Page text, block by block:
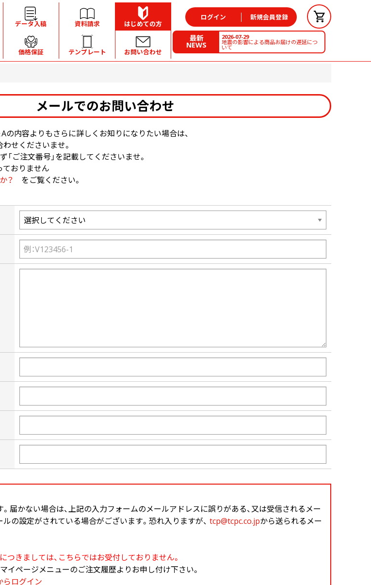
データ入稿
価格保証
資料請求
テンプレート
はじめての方
お問い合わせ
ログイン 新規会員登録
最新
NEWS
2026-07-29
地震の影響による商品お届けの遅延につ
いて
メールでのお問い合わせ
の内容よりもさらに詳しくお知りになりたい場合は、
せくださいませ。
ご注文番号」を記載してくださいませ。
おりません
？
をご覧ください。
。届かない場合は、上記の入力フォームのメールアドレスに誤りがある、又は受信されるメー
の設定がされている場合がございます。恐れ入りますが、 tcp@tcpc.co.jpから送られるメー
つきましては、こちらではお受付しておりません。
イページメニューのご注文履歴よりお申し付け下さい。
らログイン